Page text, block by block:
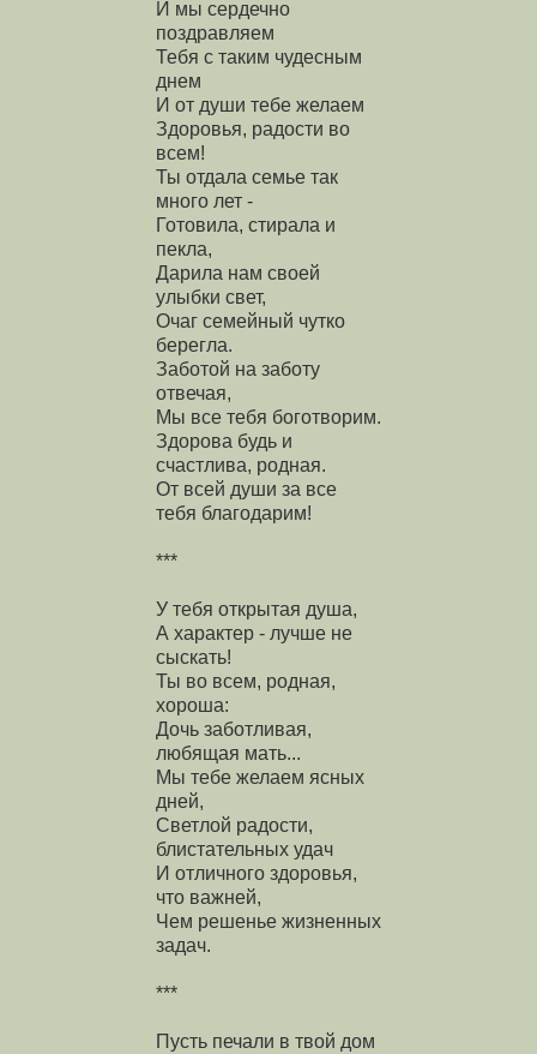
И мы сердечно
поздравляем
Тебя с таким чудесным
днем
И от души тебе желаем
Здоровья, радости во
всем!
Ты отдала семье так
много лет -
Готовила, стирала и
пекла,
Дарила нам своей
улыбки свет,
Очаг семейный чутко
берегла.
Заботой на заботу
отвечая,
Мы все тебя боготворим.
Здорова будь и
счастлива, родная.
От всей души за все
тебя благодарим!
***
У тебя открытая душа,
А характер - лучше не
сыскать!
Ты во всем, родная,
хороша:
Дочь заботливая,
любящая мать...
Мы тебе желаем ясных
дней,
Светлой радости,
блистательных удач
И отличного здоровья,
что важней,
Чем решенье жизненных
задач.
***
Пусть печали в твой дом